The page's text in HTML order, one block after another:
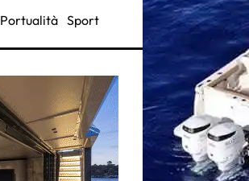
Portualità Sport